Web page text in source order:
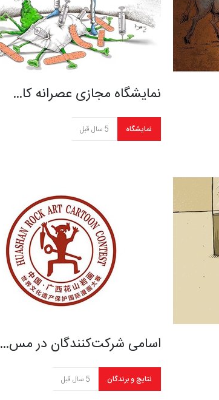
نمایشگاه مجازی عصرانه کا…
نمایشگاه 5 سال قبل
اسامی شرکت‌کنندگان در مس…
نتایج و برندگان 5 سال قبل